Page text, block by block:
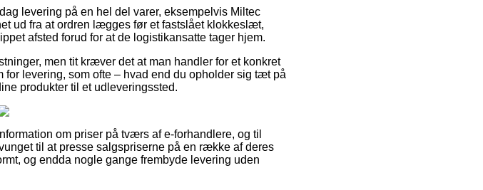
levering på en hel del varer, eksempelvis Miltec
ud fra at ordren lægges før et fastslået klokkeslæt,
afsted forud for at de logistikansatte tager hjem.
men tit kræver det at man handler for et konkret
levering, som ofte – hvad end du opholder sig tæt på
produkter til et udleveringssted.
om priser på tværs af e-forhandlere, og til
til at presse salgspriserne på en række af deres
og endda nogle gange frembyde levering uden